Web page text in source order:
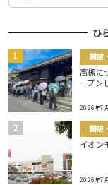
ひ
開店
高槻に
ープン
2026年7
開店
イオン
2026年7